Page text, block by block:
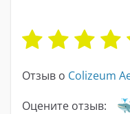
Отзыв о Colizeum
Оцените отзыв: